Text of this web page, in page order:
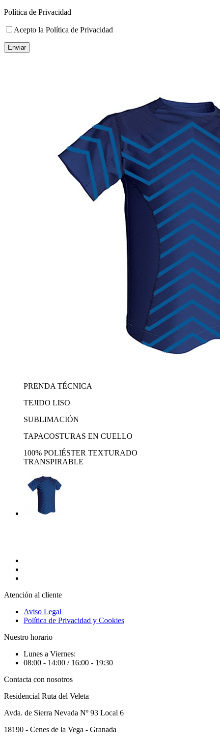
Política de Privacidad
Acepto la Política de Privacidad
Enviar
PRENDA TÉCNICA
TEJIDO LISO
SUBLIMACIÓN
TAPACOSTURAS EN CUELLO
100% POLIÉSTER TEXTURADO
TRANSPIRABLE
Atención al cliente
Aviso Legal
Política de Privacidad y Cookies
Nuestro horario
Lunes a Viernes:
08:00 - 14:00 / 16:00 - 19:30
Contacta con nosotros
Residencial Ruta del Veleta
Avda. de Sierra Nevada Nº 93 Local 6
18190 - Cenes de la Vega - Granada